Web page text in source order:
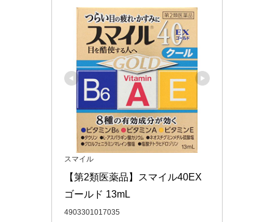
スマイル
【第2類医薬品】スマイル40EX
ゴールド 13mL
4903301017035